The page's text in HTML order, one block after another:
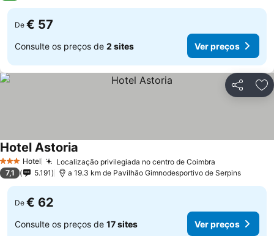
De € 57
Consulte os preços de 2 sites Ver preços
Partilhar
3 EstrelasHotel Localização privilegiada no centro de Coimbra
Hotel Astoria
7,1 5.191 a 19.3 km de Pavilhão Gimnodesportivo de Serpins
De € 62
Consulte os preços de 17 sites Ver preços